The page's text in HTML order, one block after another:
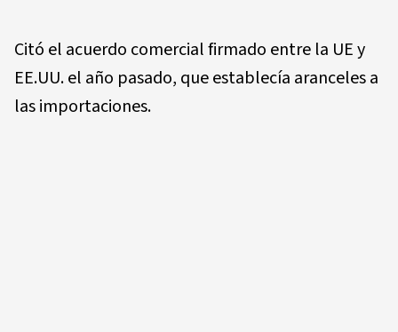
Citó el acuerdo comercial firmado entre la UE y
EE.UU. el año pasado, que establecía aranceles a
las importaciones.